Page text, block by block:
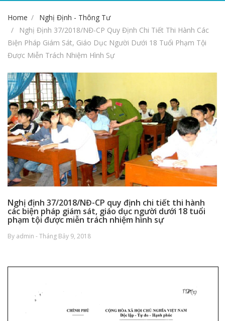
Home
Nghị Định - Thông Tư
Nghị Định 37/2018/NĐ-CP Quy Định Chi Tiết Thi Hành Các
Biện Pháp Giám Sát, Giáo Dục Người Dưới 18 Tuổi Phạm Tội
Được Miễn Trách Nhiệm Hình Sự
Nghị định 37/2018/NĐ-CP quy định chi tiết thi hành
các biện pháp giám sát, giáo dục người dưới 18 tuổi
phạm tội được miễn trách nhiệm hình sự
By admin - Tháng Bảy 9, 2018